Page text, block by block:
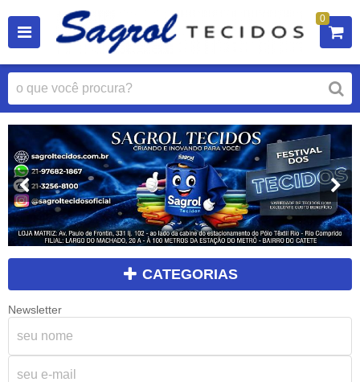
0
CATEGORIAS
Newsletter